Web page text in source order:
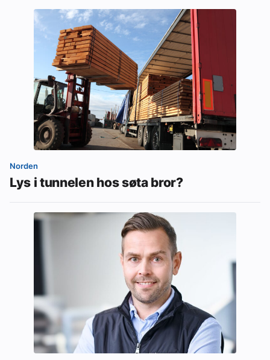
Norden
Lys i tunnelen hos søta bror?